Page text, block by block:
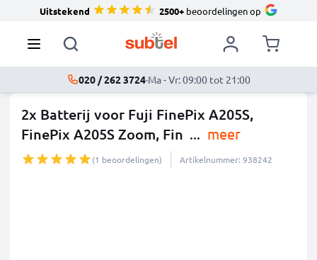
Uitstekend 2500+beoordelingen op
020 / 262 3724·Ma - Vr: 09:00 tot 21:00
2x Batterij voor Fuji FinePix A205S,
FinePix A205S Zoom, Fin ... meer
(1 beoordelingen) Artikelnummer: 938242